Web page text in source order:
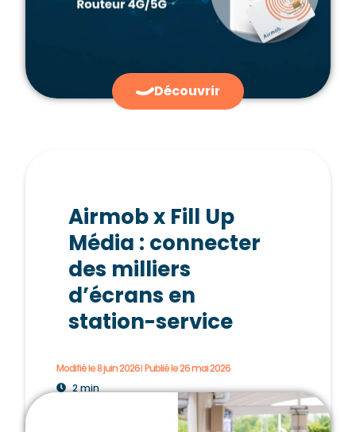
Découvrir
Airmob x Fill Up
Média : connecter
des milliers
d’écrans en
station-service
Modifié le 8 juin 2026 Publié le26 mai 2026
2 min